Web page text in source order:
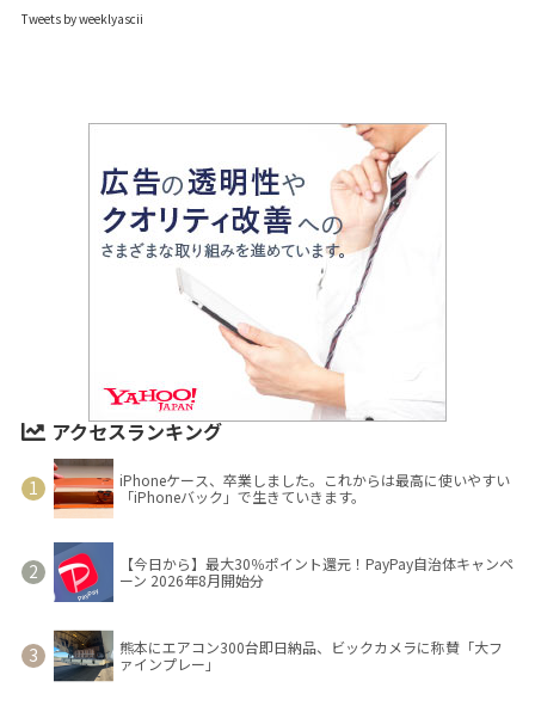
Tweets by weeklyascii
アクセスランキング
iPhoneケース、卒業しました。これからは最高に使いやすい
「iPhoneバック」で生きていきます。
【今日から】最大30％ポイント還元！PayPay自治体キャンペ
ーン 2026年8月開始分
熊本にエアコン300台即日納品、ビックカメラに称賛「大フ
ァインプレー」